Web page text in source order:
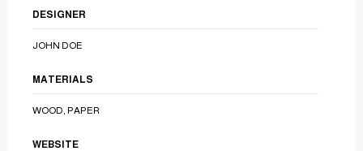
DESIGNER
JOHN DOE
MATERIALS
WOOD, PAPER
WEBSITE